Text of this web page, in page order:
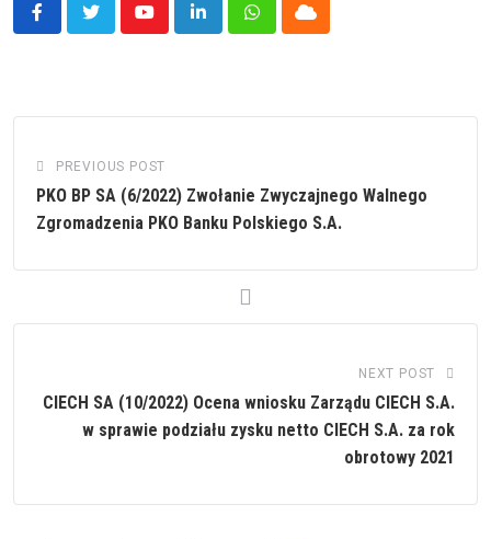
YoutubeLinkedInWhatsappCloud
PREVIOUS POST
PKO BP SA (6/2022) Zwołanie Zwyczajnego Walnego
Zgromadzenia PKO Banku Polskiego S.A.
NEXT POST
CIECH SA (10/2022) Ocena wniosku Zarządu CIECH S.A.
w sprawie podziału zysku netto CIECH S.A. za rok
obrotowy 2021